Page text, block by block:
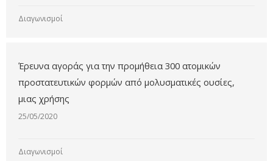
Διαγωνισμοί
Έρευνα αγοράς για την προμήθεια 300 ατομικών
προστατευτικών φορμών από μολυσματικές ουσίες,
μιας χρήσης
25/05/2020
Διαγωνισμοί